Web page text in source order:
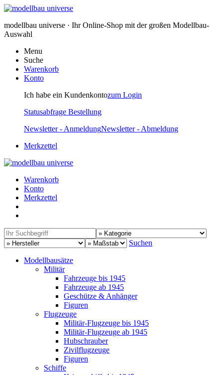
modellbau universe · Ihr Online-Shop mit der großen Modellbau-
Auswahl
Menu
Suche
Warenkorb
Konto
Ich habe ein Kundenkontozum Login
Statusabfrage Bestellung
Newsletter - AnmeldungNewsletter - Abmeldung
Merkzettel
Warenkorb
Konto
Merkzettel
Suchen
Modellbausätze
Militär
Fahrzeuge bis 1945
Fahrzeuge ab 1945
Geschütze & Anhänger
Figuren
Flugzeuge
Militär-Flugzeuge bis 1945
Militär-Flugzeuge ab 1945
Hubschrauber
Zivilflugzeuge
Figuren
Schiffe